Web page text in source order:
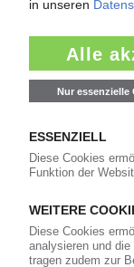
Force Majeure
Fragen und
wenn der
Themenkomplex
Preisentwicklung
Newsletter